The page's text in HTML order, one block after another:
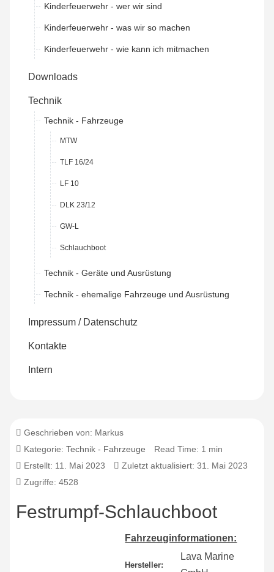
Kinderfeuerwehr - wer wir sind
Kinderfeuerwehr - was wir so machen
Kinderfeuerwehr - wie kann ich mitmachen
Downloads
Technik
Technik - Fahrzeuge
MTW
TLF 16/24
LF 10
DLK 23/12
GW-L
Schlauchboot
Technik - Geräte und Ausrüstung
Technik - ehemalige Fahrzeuge und Ausrüstung
Impressum / Datenschutz
Kontakte
Intern
Geschrieben von: Markus
Kategorie:Technik - Fahrzeuge
Read Time: 1 min
Erstellt: 11. Mai 2023
Zuletzt aktualisiert: 31. Mai 2023
Zugriffe: 4528
Festrumpf-Schlauchboot
Fahrzeuginformationen:
Hersteller:
Lava Marine